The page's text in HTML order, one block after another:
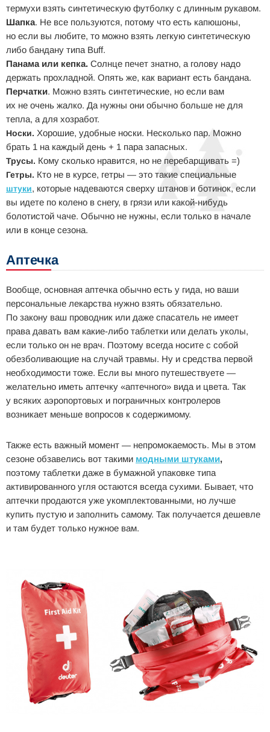
термухи взять синтетическую футболку с длинным рукавом.
Шапка. Не все пользуются, потому что есть капюшоны,
но если вы любите, то можно взять легкую синтетическую
либо бандану типа Buff.
Панама или кепка. Солнце печет знатно, а голову надо
держать прохладной. Опять же, как вариант есть бандана.
Перчатки. Можно взять синтетические, но если вам
их не очень жалко. Да нужны они обычно больше не для
тепла, а для хозработ.
Носки. Хорошие, удобные носки. Несколько пар. Можно
брать 1 на каждый день + 1 пара запасных.
Трусы. Кому сколько нравится, но не перебарщивать =)
Гетры. Кто не в курсе, гетры — это такие специальные
штуки, которые надеваются сверху штанов и ботинок, если
вы идете по колено в снегу, в грязи или какой-нибудь
болотистой чаче. Обычно не нужны, если только в начале
или в конце сезона.
Аптечка
Вообще, основная аптечка обычно есть у гида, но ваши
персональные лекарства нужно взять обязательно.
По закону ваш проводник или даже спасатель не имеет
права давать вам какие-либо таблетки или делать уколы,
если только он не врач. Поэтому всегда носите с собой
обезболивающие на случай травмы. Ну и средства первой
необходимости тоже. Если вы много путешествуете —
желательно иметь аптечку «аптечного» вида и цвета. Так
у всяких аэропортовых и пограничных контролеров
возникает меньше вопросов к содержимому.
Также есть важный момент — непромокаемость. Мы в этом
сезоне обзавелись вот такими модными штуками,
поэтому таблетки даже в бумажной упаковке типа
активированного угля остаются всегда сухими. Бывает, что
аптечки продаются уже укомплектованными, но лучше
купить пустую и заполнить самому. Так получается дешевле
и там будет только нужное вам.